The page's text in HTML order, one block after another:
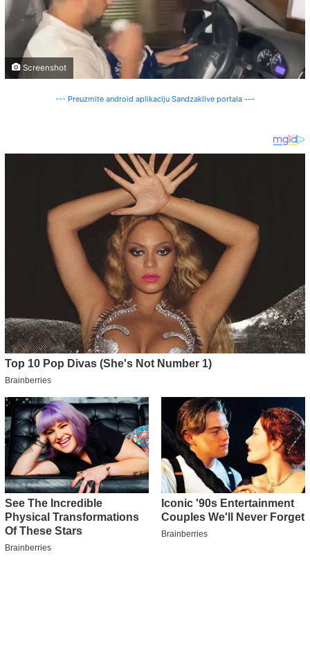
Screenshot
--- Preuzmite android aplikaciju Sandzaklive portala ---